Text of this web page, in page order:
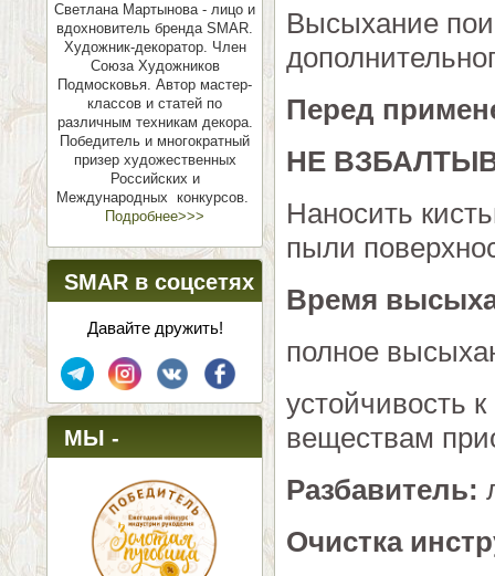
Светлана Мартынова - лицо и
вдохновитель бренда SMAR.
Художник-декоратор. Член
Союза Художников
Подмосковья. Автор мастер-
классов и статей по
различным техникам декора.
Победитель и многократный
призер художественных
Российских и
Международных конкурсов.
Подробнее>>>
SMAR в соцсетях
Давайте дружить!
МЫ -
ПОБЕДИТЕЛИ!
Высыхание
Перед
НЕ
Наносить
пыли
Время
полное
устойчивость
веществам
Разбавитель:
Очистка